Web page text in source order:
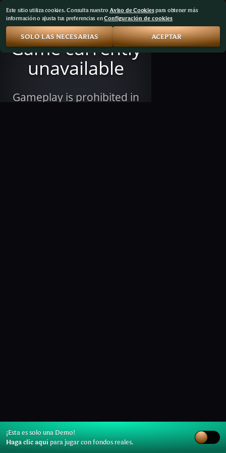
¡Esta es solo una Demo!
Haga clic aquípara jugar con fondos reales.
Este sitio utiliza cookies. Consulta nuestroAviso de Cookiespara obtener más
información o ajusta tus preferencias enConfiguración de cookies
SOLO LAS NECESARIAS ACEPTAR